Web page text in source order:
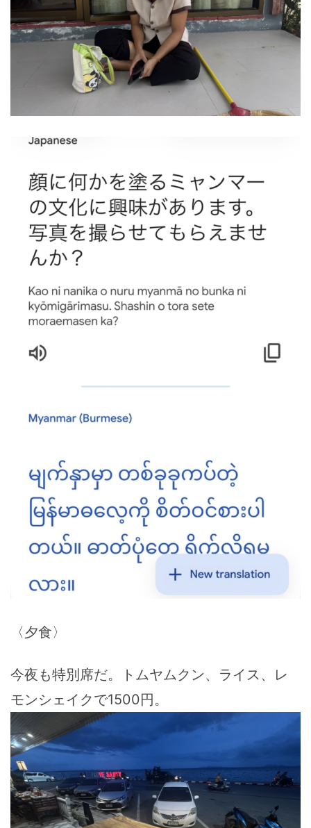
〈夕食〉
今夜も特別席だ。トムヤムクン、ライス、レ
モンシェイクで1500円。